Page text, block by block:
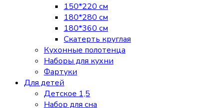
150*220 см
180*280 см
180*360 см
Скатерть круглая
Кухонные полотенца
Наборы для кухни
Фартуки
Для детей
Детское 1,5
Набор для сна